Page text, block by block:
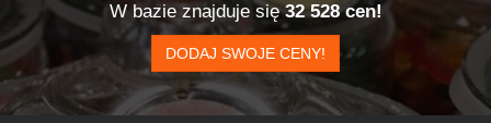
W bazie znajduje się32 528 cen!
DODAJ SWOJE CENY!